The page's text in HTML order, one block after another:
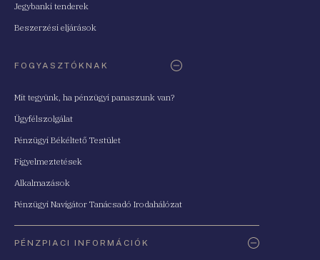
Jegybanki tenderek
Beszerzési eljárások
FOGYASZTÓKNAK
Mit tegyünk, ha pénzügyi panaszunk van?
Ügyfélszolgálat
Pénzügyi Békéltető Testület
Figyelmeztetések
Alkalmazások
Pénzügyi Navigátor Tanácsadó Irodahálózat
PÉNZPIACI INFORMÁCIÓK